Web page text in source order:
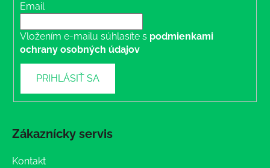
Email
Vložením e-mailu súhlasíte s podmienkami
ochrany osobných údajov
PRIHLÁSIŤ SA
Zákaznícky servis
Kontakt